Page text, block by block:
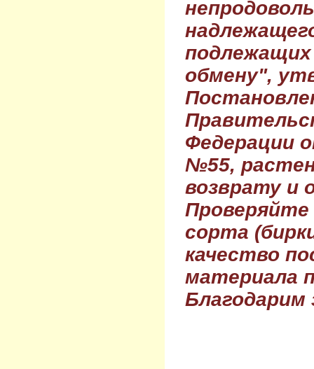
обмену",
Федерации
№55,
возврату и
Проверяйте
сорта
качество
материала
Благодарим